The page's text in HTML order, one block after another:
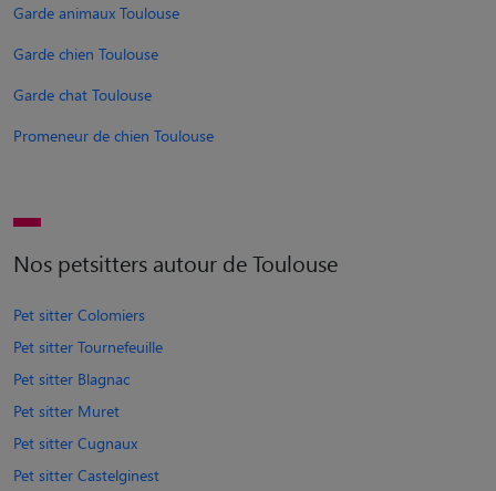
Garde animaux Toulouse
Garde chien Toulouse
Garde chat Toulouse
Promeneur de chien Toulouse
Nos petsitters autour de Toulouse
Pet sitter Colomiers
Pet sitter Tournefeuille
Pet sitter Blagnac
Pet sitter Muret
Pet sitter Cugnaux
Pet sitter Castelginest